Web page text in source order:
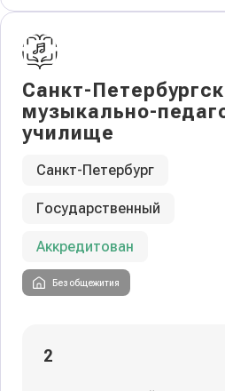
Санкт-
музыкально-
училище
Санкт-Петербург
Государственный
Аккредитован
Без общежития
2